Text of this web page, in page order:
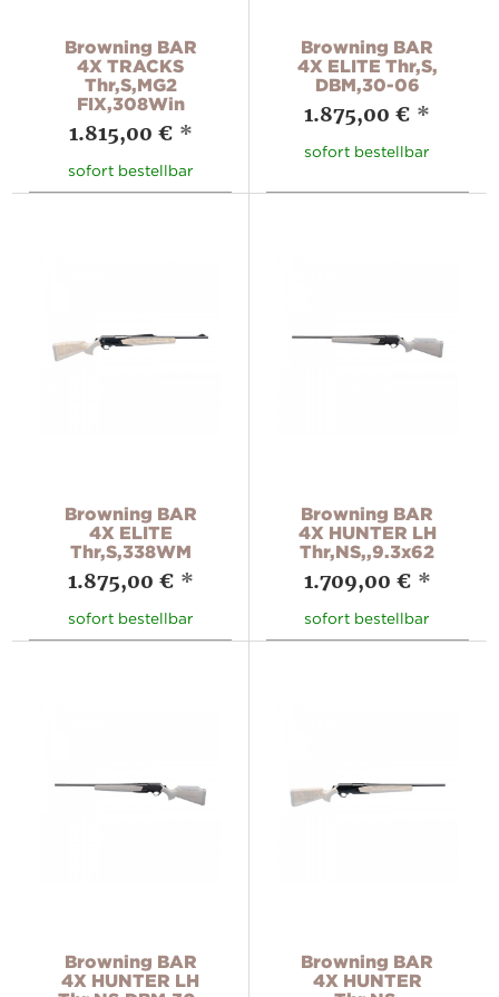
Browning BAR
4X TRACKS
Thr,S,MG2
FIX,308Win
1.815,00 € *
sofort bestellbar
Browning BAR
4X ELITE Thr,S,
DBM,30-06
1.875,00 € *
sofort bestellbar
Browning BAR
4X ELITE
Thr,S,338WM
1.875,00 € *
sofort bestellbar
Browning BAR
4X HUNTER LH
Thr,NS,,9.3x62
1.709,00 € *
sofort bestellbar
Browning BAR
4X HUNTER LH
Browning BAR
4X HUNTER